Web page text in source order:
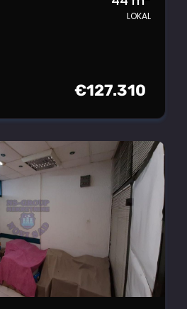
LOKAL
€127.310